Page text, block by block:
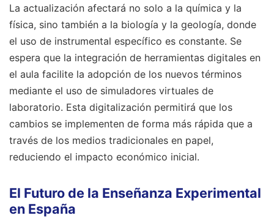
La actualización afectará no solo a la química y la
física, sino también a la biología y la geología, donde
el uso de instrumental específico es constante. Se
espera que la integración de herramientas digitales en
el aula facilite la adopción de los nuevos términos
mediante el uso de simuladores virtuales de
laboratorio. Esta digitalización permitirá que los
cambios se implementen de forma más rápida que a
través de los medios tradicionales en papel,
reduciendo el impacto económico inicial.
El Futuro de la Enseñanza Experimental
en España